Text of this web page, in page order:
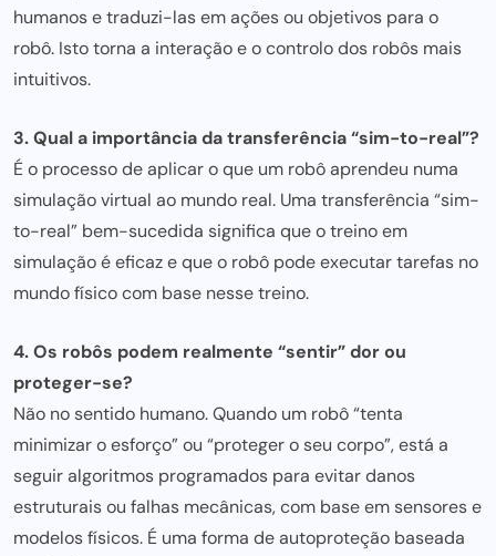
humanos e traduzi-las em ações ou objetivos para o
robô. Isto torna a interação e o controlo dos robôs mais
intuitivos.
3. Qual a importância da transferência “sim-to-real”?
É o processo de aplicar o que um robô aprendeu numa
simulação virtual ao mundo real. Uma transferência “sim-
to-real” bem-sucedida significa que o treino em
simulação é eficaz e que o robô pode executar tarefas no
mundo físico com base nesse treino.
4. Os robôs podem realmente “sentir” dor ou
proteger-se?
Não no sentido humano. Quando um robô “tenta
minimizar o esforço” ou “proteger o seu corpo”, está a
seguir algoritmos programados para evitar danos
estruturais ou falhas mecânicas, com base em sensores e
modelos físicos. É uma forma de autoproteção baseada